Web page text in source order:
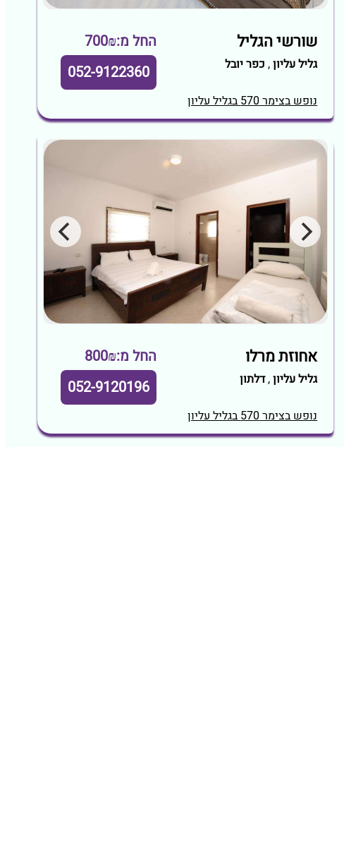
שורשי הגליל החל מ:700₪
גליל עליון, כפר יובל 052-9122360
נופש בצימר 570 בגליל עליון
אחוזת מרלו החל מ:800₪
גליל עליון,דלתון 052-9120196
נופש בצימר 570 בגליל עליון